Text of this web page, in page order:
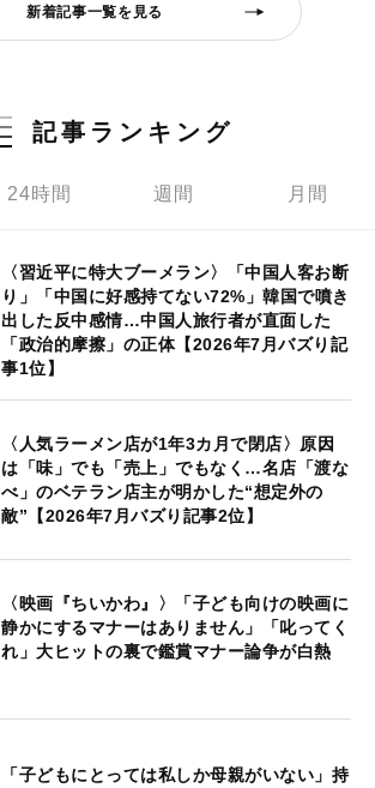
新着記事一覧を見る
記事ランキング
24時間 週間 月間
〈習近平に特大ブーメラン〉「中国人客お断
り」「中国に好感持てない72%」韓国で噴き
出した反中感情…中国人旅行者が直面した
「政治的摩擦」の正体【2026年7月バズり記
事1位】
〈人気ラーメン店が1年3カ月で閉店〉原因
は「味」でも「売上」でもなく…名店「渡な
べ」のベテラン店主が明かした“想定外の
敵”【2026年7月バズり記事2位】
〈映画『ちいかわ』〉「子ども向けの映画に
静かにするマナーはありません」「叱ってく
れ」大ヒットの裏で鑑賞マナー論争が白熱
「子どもにとっては私しか母親がいない」持